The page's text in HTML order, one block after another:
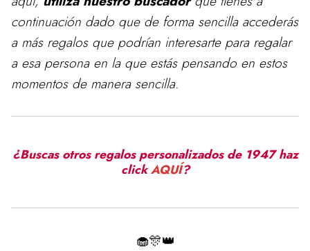
continuación dado que de forma sencilla accederás
a más regalos que podrían interesarte para regalar
a esa persona en la que estás pensando en estos
momentos de manera sencilla.
¿Buscas otros regalos personalizados de 1947 haz
clickAQUÍ?
🧁🎊👑